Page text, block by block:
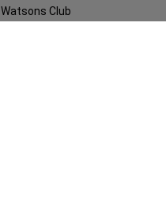
Watsons Club